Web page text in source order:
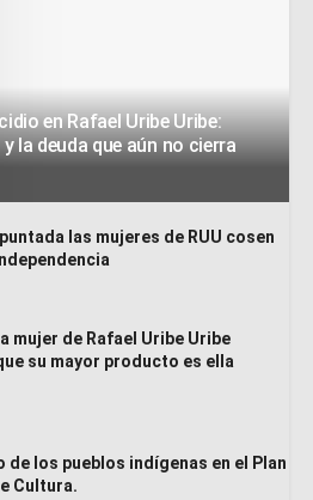
en Rafael Uribe Uribe:
la deuda que aún no cierra
las mujeres de RUU cosen
mujer de Rafael Uribe Uribe
su mayor producto es ella
de los pueblos indígenas en el Plan
Cultura.